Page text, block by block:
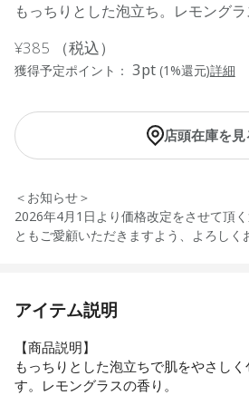
もっちりとした泡立ち。レモングラ
¥385 （税込）
獲得予定ポイント： 3pt (1%還元)詳細
店頭在庫を見
＜お知らせ＞
2026年4月1日より価格改定をさせて頂
ともご愛顧いただきますよう、よろしく
アイテム説明
【商品説明】
もっちりとした泡立ちで肌をやさし
す。レモングラスの香り。